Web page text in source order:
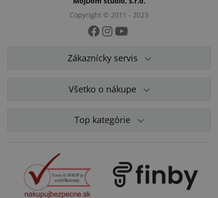
Copyright © 2011 - 2023
Zákaznícky servis
Všetko o nákupe
Top kategórie